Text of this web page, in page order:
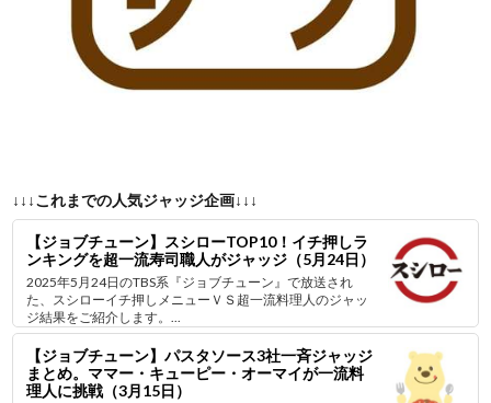
↓↓↓これまでの人気ジャッジ企画↓↓↓
【ジョブチューン】スシローTOP10！イチ押しラ
ンキングを超一流寿司職人がジャッジ（5月24日）
2025年5月24日のTBS系『ジョブチューン』で放送され
た、スシローイチ押しメニューＶＳ超一流料理人のジャッ
ジ結果をご紹介します。...
【ジョブチューン】パスタソース3社一斉ジャッジ
まとめ。ママー・キューピー・オーマイが一流料
理人に挑戦（3月15日）